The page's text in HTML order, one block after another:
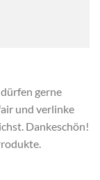
gerne
und verlinke
Dankeschön!